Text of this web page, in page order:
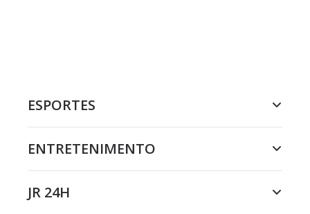
ESPORTES
ENTRETENIMENTO
JR 24H